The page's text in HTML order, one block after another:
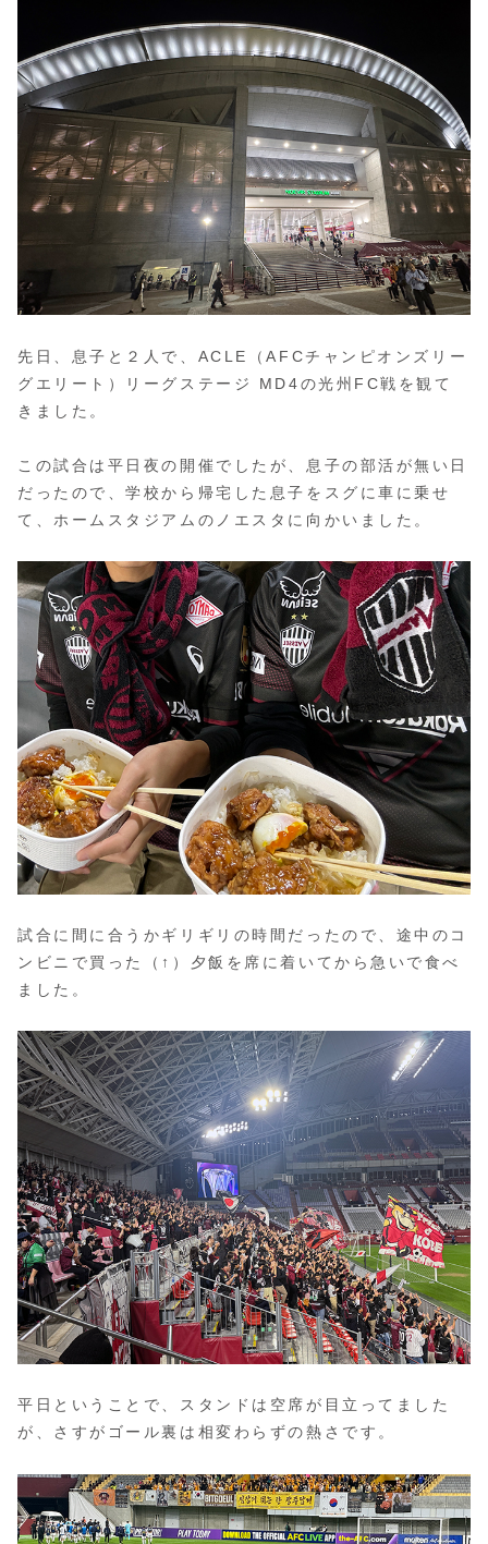
先日、息子と２人で、ACLE（AFCチャンピオンズリー
グエリート）リーグステージ MD4の光州FC戦を観て
きました。
この試合は平日夜の開催でしたが、息子の部活が無い日
だったので、学校から帰宅した息子をスグに車に乗せ
て、ホームスタジアムのノエスタに向かいました。
試合に間に合うかギリギリの時間だったので、途中のコ
ンビニで買った（↑）夕飯を席に着いてから急いで食べ
ました。
平日ということで、スタンドは空席が目立ってました
が、さすがゴール裏は相変わらずの熱さです。